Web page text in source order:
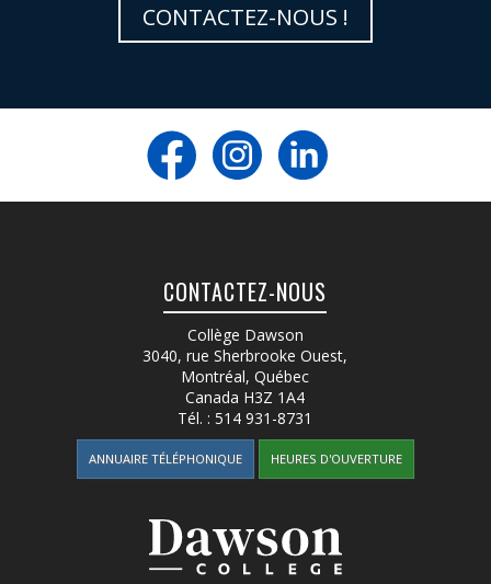
CONTACTEZ-NOUS !
CONTACTEZ-NOUS
Collège Dawson
3040, rue Sherbrooke Ouest,
Montréal, Québec
Canada H3Z 1A4
Tél. :514 931-8731
ANNUAIRE TÉLÉPHONIQUE HEURES D'OUVERTURE